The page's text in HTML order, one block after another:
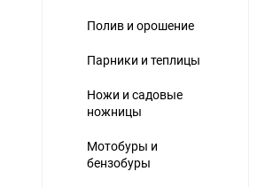
Полив и орошение
Парники и теплицы
Ножи и садовые
ножницы
Мотобуры и
бензобуры